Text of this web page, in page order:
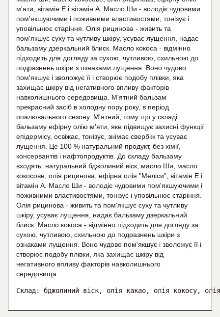
м'яти, вітамін Е і вітамін А. Масло Ши - володіє чудовими
пом'якшуючими і поживними властивостями, тонізує і
уповільнює старіння. Олія рицинова - живить та
пом'якшує суху та чутливу шкіру, усуває лущення, надає
бальзаму дзеркальний блиск. Масло кокоса - відмінно
підходить для догляду за сухою, чутливою, схильною до
подразнень шкіри з ознаками лущення. Воно чудово
пом'якшує і зволожує її і створює подобу плівки, яка
захищає шкіру від негативного впливу факторів
навколишнього середовища. М'ятний бальзам
прекрасний засіб в холодну пору року, в період
опалювального сезону. М'ятний, тому що у складі
бальзаму ефірну олію м'яти, яке підвищує захисні функції
епідермісу, освіжає, тонізує, знімає свербіж та усуває
лущення. Це 100 % натуральний продукт, без хімії,
консервантів і нафтопродуктів. До складу бальзаму
входять: натуральний бджолиний віск, масло Ши, масло
кокосове, олія рицинова, ефірна олія "Меліси", вітамін Е і
вітамін А. Масло Ши - володіє чудовими пом'якшуючими і
поживними властивостями, тонізує і уповільнює старіння.
Олія рицинова - живить та пом'якшує суху та чутливу
шкіру, усуває лущення, надає бальзаму дзеркальний
блиск. Масло кокоса - відмінно підходить для догляду за
сухою, чутливою, схильною до подразнень шкіри з
ознаками лущення. Воно чудово пом'якшує і зволожує її і
створює подобу плівки, яка захищає шкіру від
негативного впливу факторів навколишнього
середовища.
Склад: бджолиний віск, олія какао, олія кокосу,